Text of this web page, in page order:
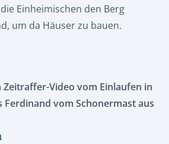
Einheimischen den Berg
um da Häuser zu bauen.
Video vom Einlaufen in
Ferdinand vom Schonermast aus